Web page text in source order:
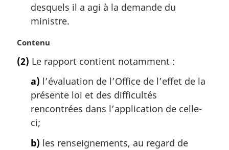
desquels il a agi à la demande du
ministre.
N
t
Contenu
(2) Le rapport contient notamment :
a) l’évaluation de l’Office de l’effet de la
présente loi et des difficultés
rencontrées dans l’application de celle-
ci;
b) les renseignements, au regard de